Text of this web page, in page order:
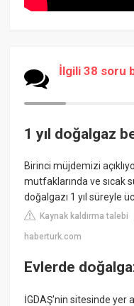
İlgili 38 soru
1 yıl doğalgaz
Birinci müjdemizi
mutfaklarında ve sıcak
doğalgazı 1 yıl süreyle
Kaynak kaldırma talebi
haberturk.com
Evlerde
İGDAŞ'nin sitesinde yer